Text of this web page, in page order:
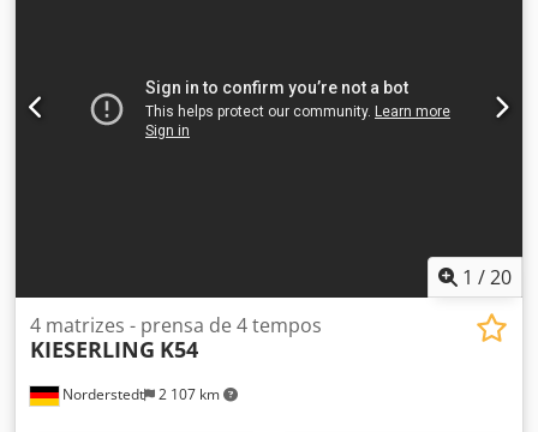
Na Europa
1 /20
Norderstedt 2 107 km
4 matrizes - prensa de 4 tempos
KIESERLING K54